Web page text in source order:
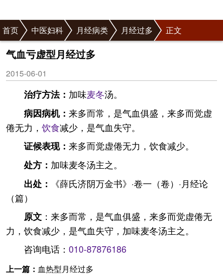
首页 中医妇科 月经病类 月经过多 正文
气血亏虚型月经过多
2015-06-01
治疗方法： 加味麦冬汤。
病因病机： 来多而常，是气血俱盛，来多而觉虚
倦无力， 饮食减少，是气血失守。
证候表现： 来多而觉虚倦无力，饮食减少。
处方： 加味麦冬汤主之。
出处：
《薛氏济阴万金书》·卷一（卷）·月经论
（篇）
原文 ：来多而常，是气血俱盛，来多而觉虚倦无
力，饮食减少，是气血失守，加味麦冬汤主之。
咨询电话： 010-87876186
上一篇： 血热型月经过多